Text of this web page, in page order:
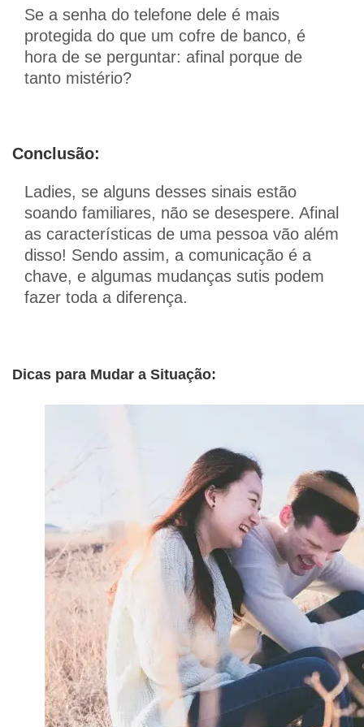
Se a senha do telefone dele é mais
protegida do que um cofre de banco, é
hora de se perguntar: afinal porque de
tanto mistério?
Conclusão:
Ladies, se alguns desses sinais estão
soando familiares, não se desespere. Afinal
as características de uma pessoa vão além
disso! Sendo assim, a comunicação é a
chave, e algumas mudanças sutis podem
fazer toda a diferença.
Dicas para Mudar a Situação: